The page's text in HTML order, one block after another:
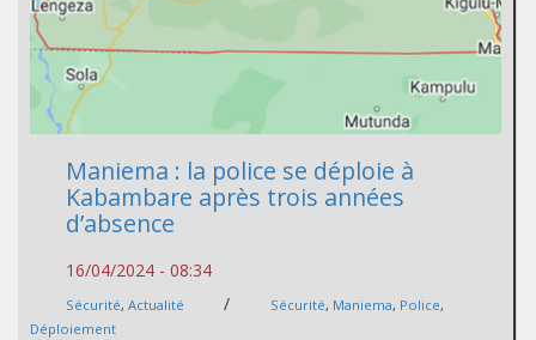
Maniema : la police se déploie à
Kabambare après trois années
d’absence
16/04/2024 - 08:34
Sécurité, Actualité / Sécurité, Maniema, Police,
Déploiement